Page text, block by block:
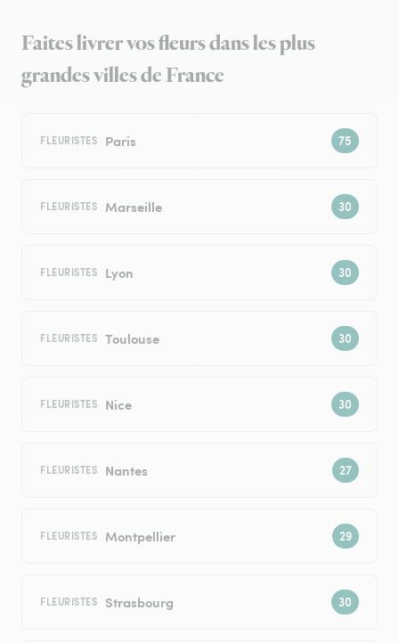
Faites livrer vos fleurs dans les plus
grandes villes de France
FLEURISTES Paris
FLEURISTES Marseille
FLEURISTES Lyon
FLEURISTES Toulouse
FLEURISTES Nice
FLEURISTES Nantes
FLEURISTES Montpellier
FLEURISTES Strasbourg